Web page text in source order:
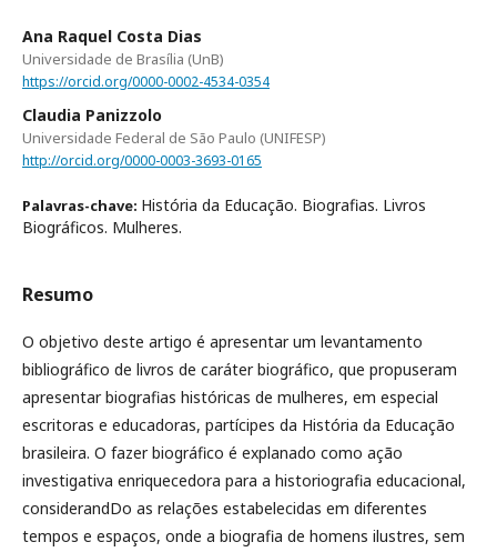
Ana Raquel Costa Dias
Universidade de Brasília (UnB)
https://orcid.org/0000-0002-4534-0354
Claudia Panizzolo
Universidade Federal de São Paulo (UNIFESP)
http://orcid.org/0000-0003-3693-0165
Palavras-chave: História da Educação. Biografias. Livros
Biográficos. Mulheres.
Resumo
O objetivo deste artigo é apresentar um levantamento
bibliográfico de livros de caráter biográfico, que propuseram
apresentar biografias históricas de mulheres, em especial
escritoras e educadoras, partícipes da História da Educação
brasileira. O fazer biográfico é explanado como ação
investigativa enriquecedora para a historiografia educacional,
considerandDo as relações estabelecidas em diferentes
tempos e espaços, onde a biografia de homens ilustres, sem